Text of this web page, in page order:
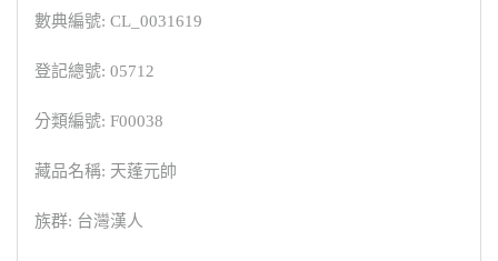
數典編號: CL_0031619
登記總號: 05712
分類編號: F00038
藏品名稱: 天蓬元帥
族群: 台灣漢人